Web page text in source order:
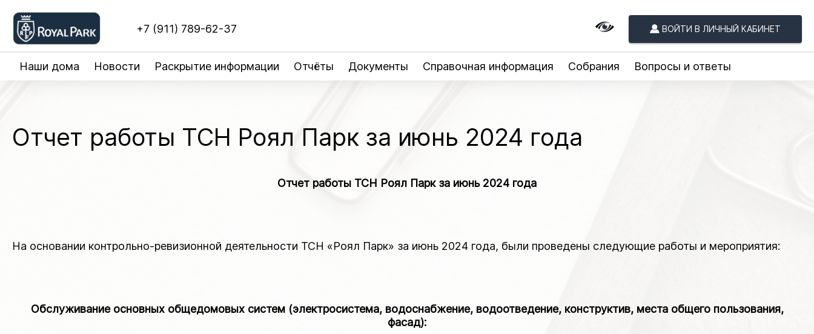
+7 (911) 789-62-37 ВОЙТИ В ЛИЧНЫЙ КАБИНЕТ
Наши дома Новости Раскрытие информации Отчёты Документы Справочная информация Собрания Вопросы и ответы
Отчет работы ТСН Роял Парк за июнь 2024 года
Отчет работы ТСН Роял Парк за июнь 2024 года
На основании контрольно-ревизионной деятельности ТСН «Роял Парк» за июнь 2024 года, были проведены следующие работы и мероприятия:
Обслуживание основных общедомовых систем (электросистема, водоснабжение, водоотведение, конструктив, места общего пользования,
фасад):